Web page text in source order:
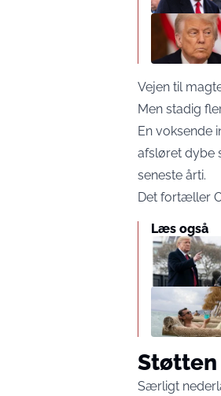
Vejen til
Men stadig
En voksende
afsløret dybe
seneste årti.
Det fortæller
Læs også
Særligt